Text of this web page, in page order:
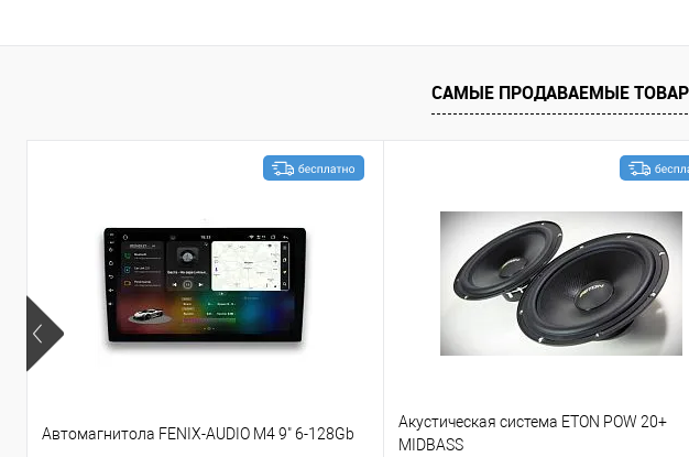
Сравнение В избранное Сравнение В
САМЫЕ ПРОДАВАЕМЫЕ
Автомагнитола FENIX-AUDIO M4 9" 6-128Gb
Акустическая система ETON POW 20+
MIDBASS